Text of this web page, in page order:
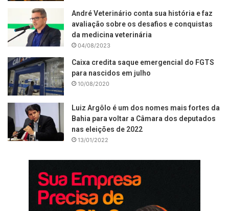
André Veterinário conta sua história e faz
avaliação sobre os desafios e conquistas
da medicina veterinária
04/08/2023
Caixa credita saque emergencial do FGTS
para nascidos em julho
10/08/2020
Luiz Argôlo é um dos nomes mais fortes da
Bahia para voltar a Câmara dos deputados
nas eleições de 2022
13/01/2022